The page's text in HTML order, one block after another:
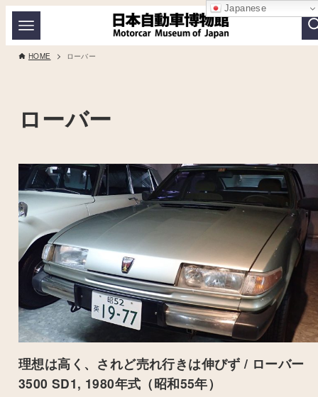
HOME ローバー
ローバー
理想は高く、されど売れ行きは伸びず / ローバー
3500 SD1, 1980年式（昭和55年）
Japanese